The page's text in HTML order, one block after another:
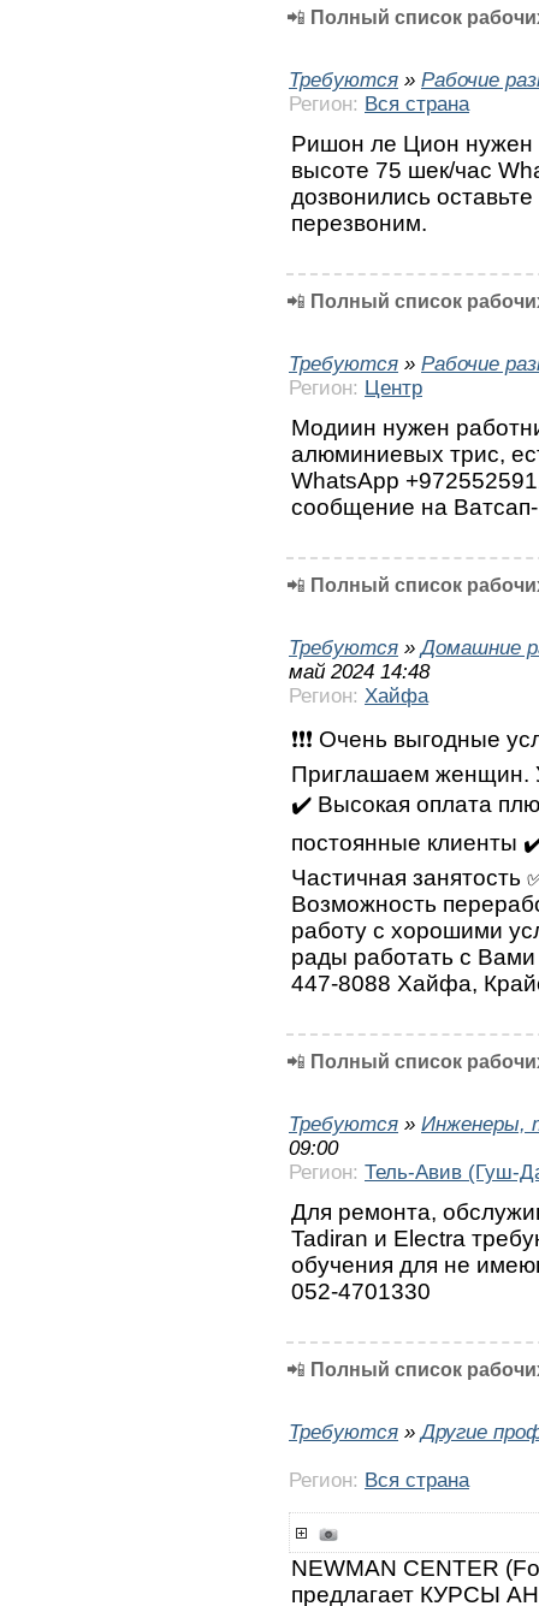
📲 Полный список
Требуются » Рабочие
Регион: Вся страна
Ришон ле Цион нужен
высоте 75 шек/час
дозвонились
перезвоним.
📲 Полный список
Требуются » Рабочие
Регион: Центр
Модиин нужен
алюминиевых трис,
WhatsApp
сообщение на
📲 Полный список
Требуются »Домашние
май 2024 14:48
Регион: Хайфа
❗❗❗ Очень выгодные
Приглашаем женщин.
✔️ Высокая оплата
постоянные клиенты
Частичная занятость
Возможность
работу с хорошими
рады работать с
447-8088 Хайфа,
📲 Полный список
Требуются » Инженеры,
09:00
Регион: Тель-Авив (Гуш-
Для ремонта,
Tadiran и Electra
обучения для не
052-4701330
📲 Полный список
Требуются »Другие
Регион: Вся страна
NEWMAN CENTER
предлагает КУРСЫ